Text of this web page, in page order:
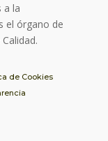
a la
el órgano de
de Cookies